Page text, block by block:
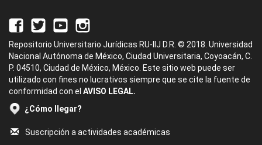
Repositorio Universitario Jurídicas RU-IIJ D.R. © 2018. Universidad
Nacional Autónoma de México, Ciudad Universitaria, Coyoacán, C.
P. 04510, Ciudad de México, México. Este sitio web puede ser
utilizado con fines no lucrativos siempre que se cite la fuente de
conformidad con el AVISO LEGAL.
¿Cómo llegar?
Suscripción a actividades académicas